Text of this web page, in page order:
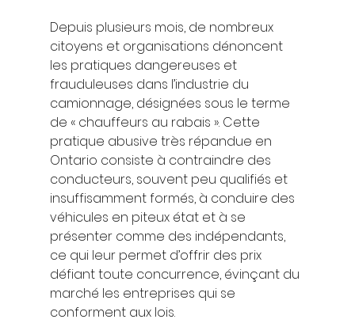
Depuis plusieurs mois, de nombreux
citoyens et organisations dénoncent
les pratiques dangereuses et
frauduleuses dans l’industrie du
camionnage, désignées sous le terme
de « chauffeurs au rabais ». Cette
pratique abusive très répandue en
Ontario consiste à contraindre des
conducteurs, souvent peu qualifiés et
insuffisamment formés, à conduire des
véhicules en piteux état et à se
présenter comme des indépendants,
ce qui leur permet d’offrir des prix
défiant toute concurrence, évinçant du
marché les entreprises qui se
conforment aux lois.